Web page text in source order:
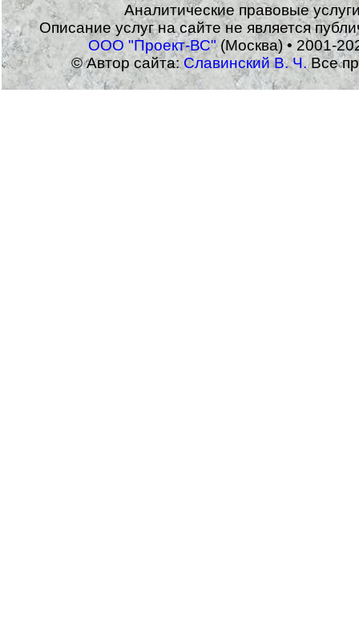
Аналитические правовые
Описание услуг на сайте не является
ООО "Проект-ВС"(Москва) • 2001-
© Автор сайта:Славинский В. Ч.Все